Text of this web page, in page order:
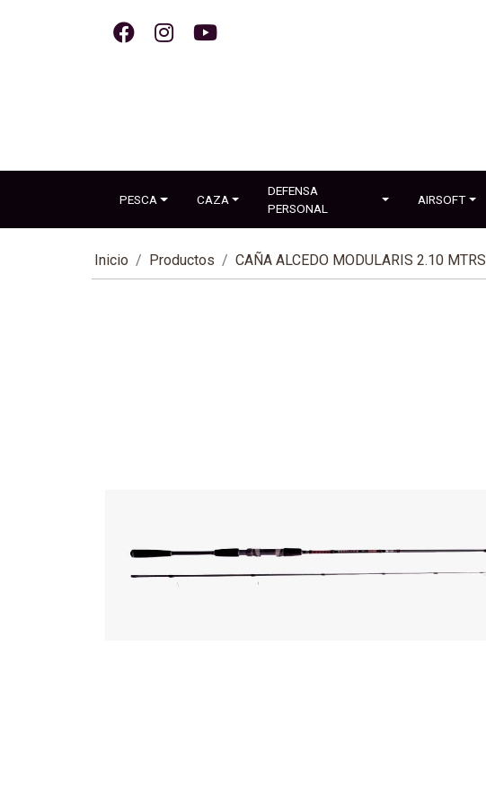
PESCA CAZA
DEFENSA
PERSONAL
AIRSOFT
Inicio Productos CAÑA ALCEDO MODULARIS 2.10 MTRS